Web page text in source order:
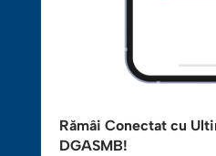
Rămâi Conectat cu
DGASMB!